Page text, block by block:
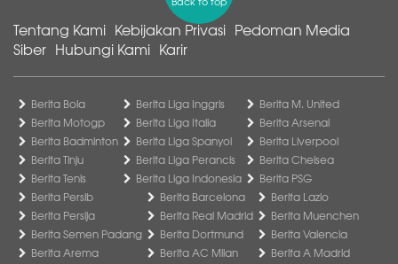
Tentang Kami Kebijakan Privasi Pedoman Media
Siber Hubungi Kami Karir
Berita Bola
Berita Motogp
Berita Badminton
Berita Tinju
Berita Tenis
Berita Liga Inggris
Berita Liga Italia
Berita Liga Spanyol
Berita Liga Perancis
Berita Liga Indonesia
Berita M. United
Berita Arsenal
Berita Liverpool
Berita Chelsea
Berita PSG
Berita Persib
Berita Persija
Berita Semen Padang
Berita Arema
Berita Barcelona
Berita Real Madrid
Berita Dortmund
Berita AC Milan
Berita Lazio
Berita Muenchen
Berita Valencia
Berita A Madrid